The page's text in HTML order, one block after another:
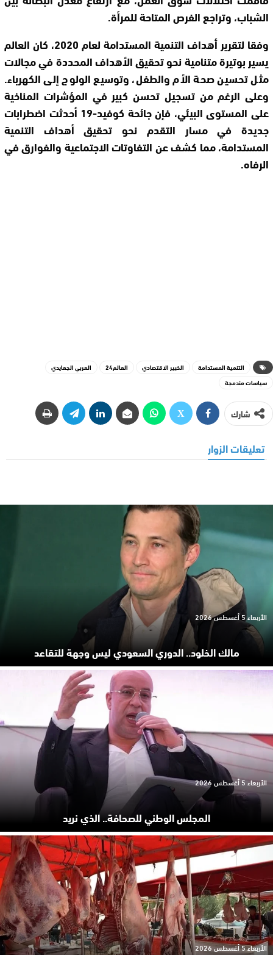
الشباب، وتراجع الفرص المتاحة للمرأة.
وفقا لتقرير أهداف التنمية المستدامة لعام 2020، كان العالم
يسير بوتيرة متنامية نحو تحقيق الأهداف المحددة في مجالات
مثل تحسين صحة الأم والطفل، وتوسيع الولوج إلى الكهرباء.
وعلى الرغم من تسجيل تحسن كبير في المؤشرات المناخية
على المستوى البيئي، فإن جائحة كوفيد-19 أحدثت اضطرابات
جديدة في مسار التقدم نحو تحقيق أهداف التنمية
المستدامة، مما كشف عن التفاوتات الاجتماعية والفوارق في
الرفاه.
التنمية المستدامة الخبير الاقتصادي العالم24
العربي الجعايدي
سياسات مندمجة
شارك
تعليقات الزوار
مالك الخلود.. الدوري السعودي ليس وجهة للتقاعد
الأربعاء 5 أغسطس 2026
المجلس الوطني للصحافة.. الذي نريد
الأربعاء 5 أغسطس 2026
الأربعاء 5 أغسطس 2026